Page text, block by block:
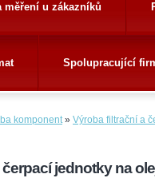
měření u zákazníků
Spolupracující
komponent» Výroba filtrační a
jednotky na